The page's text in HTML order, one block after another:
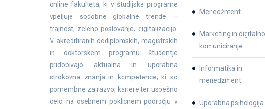
online fakulteta, ki v študijske programe
vpeljuje sodobne globalne trende –
trajnost, zeleno poslovanje, digitalizacijo.
V akreditiranih dodiplomskih, magistrskih
in doktorskem programu študentje
pridobivajo aktualna in uporabna
strokovna znanja in kompetence, ki so
pomembne za razvoj kariere ter uspešno
delo na osebnem poklicnem področju v
Menedžment
Marketing in digitalno
komuniciranje
Informatika in
menedžment
Uporabna psihologija